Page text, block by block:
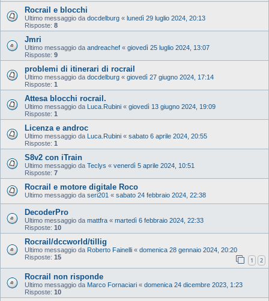
Rocrail e blocchi
Ultimo messaggio da docdelburg « lunedì 29 luglio 2024, 20:13
Risposte: 8
Jmri
Ultimo messaggio da andreachef « giovedì 25 luglio 2024, 13:07
Risposte: 9
problemi di itinerari di rocrail
Ultimo messaggio da docdelburg « giovedì 27 giugno 2024, 17:14
Risposte: 1
Attesa blocchi rocrail.
Ultimo messaggio da Luca.Rubini « giovedì 13 giugno 2024, 19:09
Risposte: 1
Licenza e androc
Ultimo messaggio da Luca.Rubini « sabato 6 aprile 2024, 20:55
Risposte: 1
S8v2 con iTrain
Ultimo messaggio da Teclys « venerdì 5 aprile 2024, 10:51
Risposte: 7
Rocrail e motore digitale Roco
Ultimo messaggio da seri201 « sabato 24 febbraio 2024, 22:38
DecoderPro
Ultimo messaggio da mattfra « martedì 6 febbraio 2024, 22:33
Risposte: 10
Rocrail/dccworld/tillig
Ultimo messaggio da Roberto Fainelli « domenica 28 gennaio 2024, 20:20
Risposte: 15 1 2
Rocrail non risponde
Ultimo messaggio da Marco Fornaciari « domenica 24 dicembre 2023, 1:23
Risposte: 10